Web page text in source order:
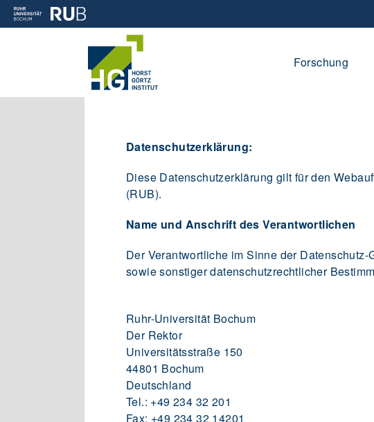
Forschung
Datenschutzerklärung:
Diese Datenschutzerklärung gilt für den
(RUB).
Name und Anschrift des Verantwortlichen
Der Verantwortliche im Sinne der
sowie sonstiger datenschutzrechtlicher
Ruhr-Universität Bochum
Der Rektor
Universitätsstraße 150
44801 Bochum
Deutschland
Tel.: +49 234 32 201
Fax: +49 234 32 14201